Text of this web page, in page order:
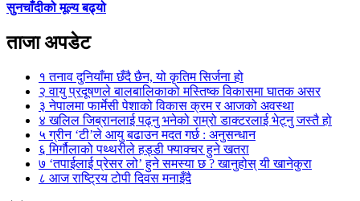
सुनचाँदीको मूल्य बढ्यो
ताजा अपडेट
१ तनाव दुनियाँमा छँदै छैन, यो कृतिम सिर्जना हो
२ वायु प्रदूषणले बालबालिकाको मस्तिष्क विकासमा घातक असर
३ नेपालमा फार्मेसी पेशाको विकास क्रम र आजको अवस्था
४ खलिल जिब्रानलाई पढ्नु भनेको राम्रो डाक्टरलाई भेट्नु जस्तै हो
५ग्रीन ‘टी’ले आयु बढाउन मदत गर्छ : अनुसन्धान
६ मिर्गौलाको पथ्थरीले हड्डी फ्याक्चर हुने खतरा
७ ‘तपाईलाई प्रेसर लो’ हुने समस्या छ ? खानुहोस् यी खानेकुरा
८ आज राष्ट्रिय टोपी दिवस मनाइँदै